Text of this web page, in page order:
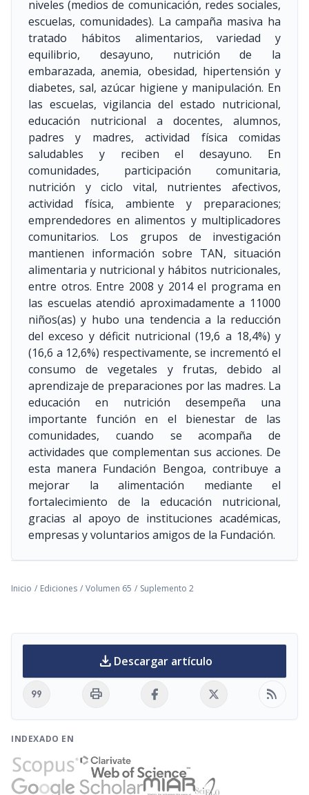
niveles (medios de comunicación, redes sociales,
escuelas, comunidades). La campaña masiva ha
tratado hábitos alimentarios, variedad y
equilibrio, desayuno, nutrición de la
embarazada, anemia, obesidad, hipertensión y
diabetes, sal, azúcar higiene y manipulación. En
las escuelas, vigilancia del estado nutricional,
educación nutricional a docentes, alumnos,
padres y madres, actividad física comidas
saludables y reciben el desayuno. En
comunidades, participación comunitaria,
nutrición y ciclo vital, nutrientes afectivos,
actividad física, ambiente y preparaciones;
emprendedores en alimentos y multiplicadores
comunitarios. Los grupos de investigación
mantienen información sobre TAN, situación
alimentaria y nutricional y hábitos nutricionales,
entre otros. Entre 2008 y 2014 el programa en
las escuelas atendió aproximadamente a 11000
niños(as) y hubo una tendencia a la reducción
del exceso y déficit nutricional (19,6 a 18,4%) y
(16,6 a 12,6%) respectivamente, se incrementó el
consumo de vegetales y frutas, debido al
aprendizaje de preparaciones por las madres. La
educación en nutrición desempeña una
importante función en el bienestar de las
comunidades, cuando se acompaña de
actividades que complementan sus acciones. De
esta manera Fundación Bengoa, contribuye a
mejorar la alimentación mediante el
fortalecimiento de la educación nutricional,
gracias al apoyo de instituciones académicas,
empresas y voluntarios amigos de la Fundación.
Inicio / Ediciones / Volumen 65 / Suplemento 2
download Descargar artículo
format_quote print rss_feed
INDEXADO EN